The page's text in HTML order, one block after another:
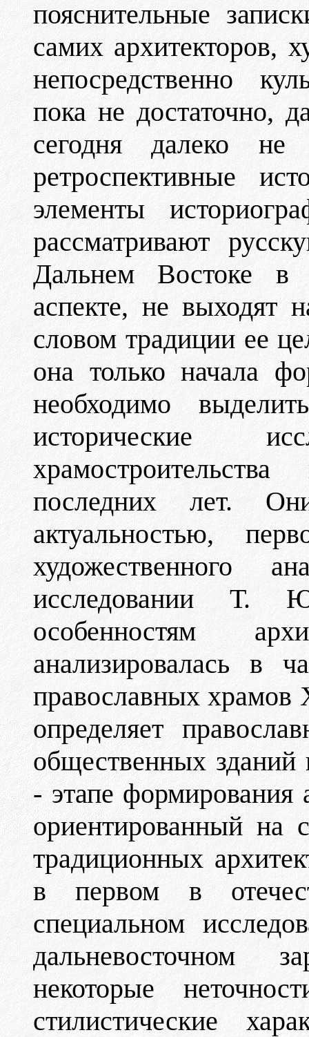
пояснительные
самих архитекторов,
непосредственно
пока не достаточно,
сегодня далеко не
ретроспективные
элементы
рассматривают
Дальнем Востоке в
аспекте, не выходят
словом традиции ее
она только начала
необходимо
исторические
последних лет.
актуальностью,
художественного
исследовании Т.
особенностям
анализировалась в
православных храмов
определяет
общественных
- этапе
ориентированный на
традиционных
в первом в
специальном
дальневосточном
некоторые
стилистические